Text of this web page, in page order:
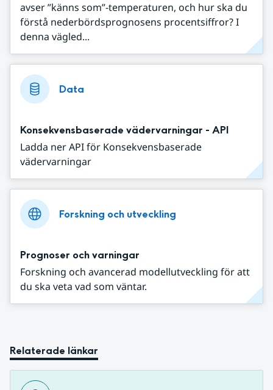
avser ”känns som”-temperaturen, och hur ska du
förstå nederbördsprognosens procentsiffror? I
denna vägled...
Data
Konsekvensbaserade vädervarningar - API
Ladda ner API för Konsekvensbaserade
vädervarningar
Forskning och utveckling
Prognoser och varningar
Forskning och avancerad modellutveckling för att
du ska veta vad som väntar.
Relaterade länkar